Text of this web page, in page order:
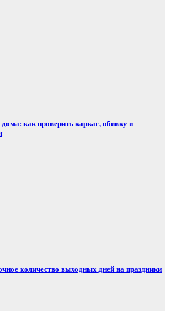
как проверить каркас, обивку и
количество выходных дней на праздники